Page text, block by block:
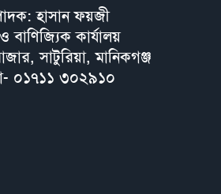
হাসান ফয়জী
ও বাণিজ্যিক কার্যালয়
সাটুরিয়া, মানিকগঞ্জ
০১৭১১ ৩০২৯১০